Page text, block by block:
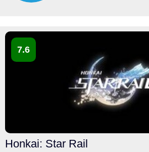
7.6
Honkai: Star Rail